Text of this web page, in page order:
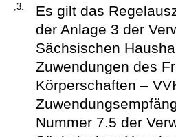
„3.
Es gilt das
der Anlage 3 der
Sächsischen
Zuwendungen des
Körperschaften –
Nummer 7.5 der